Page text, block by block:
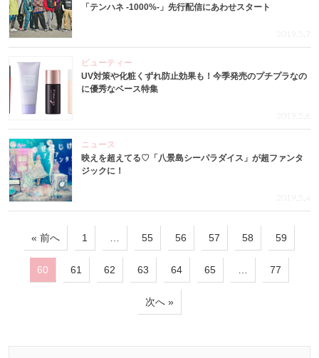
「テンハネ -1000%-」先行配信にあわせスタート
2019.5.7
ビューティー
UV対策や化粧くずれ防止効果も！今季発売のプチプラなの
に優秀なベース特集
2019.5.6
ニュース
映えを超えてる♡「八景島シーパラダイス」が超ファンタ
ジックに！
2019.5.4
« 前へ 1 55 56 57 58 59
60 61 62 63 64 65 77
次へ »